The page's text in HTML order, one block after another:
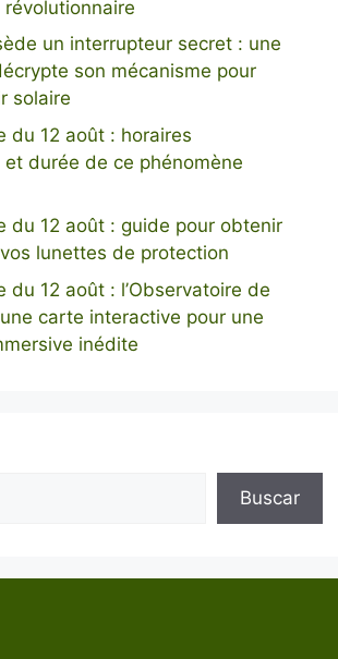
un interrupteur secret : une
son mécanisme pour
solaire
du 12 août : horaires
et durée de ce phénomène
du 12 août : guide pour obtenir
lunettes de protection
du 12 août : l’Observatoire de
carte interactive pour une
inédite
Buscar